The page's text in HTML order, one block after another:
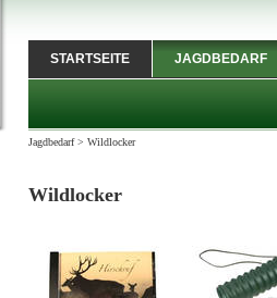
STARTSEITE JAGDBEDARF
Jagdbedarf> Wildlocker
Wildlocker